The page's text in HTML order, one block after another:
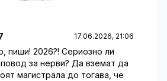
17.06.2026, 21:06
пиши! 2026?! Сериозно ли
за нерви? Да вземат да
магистрала до тогава, че